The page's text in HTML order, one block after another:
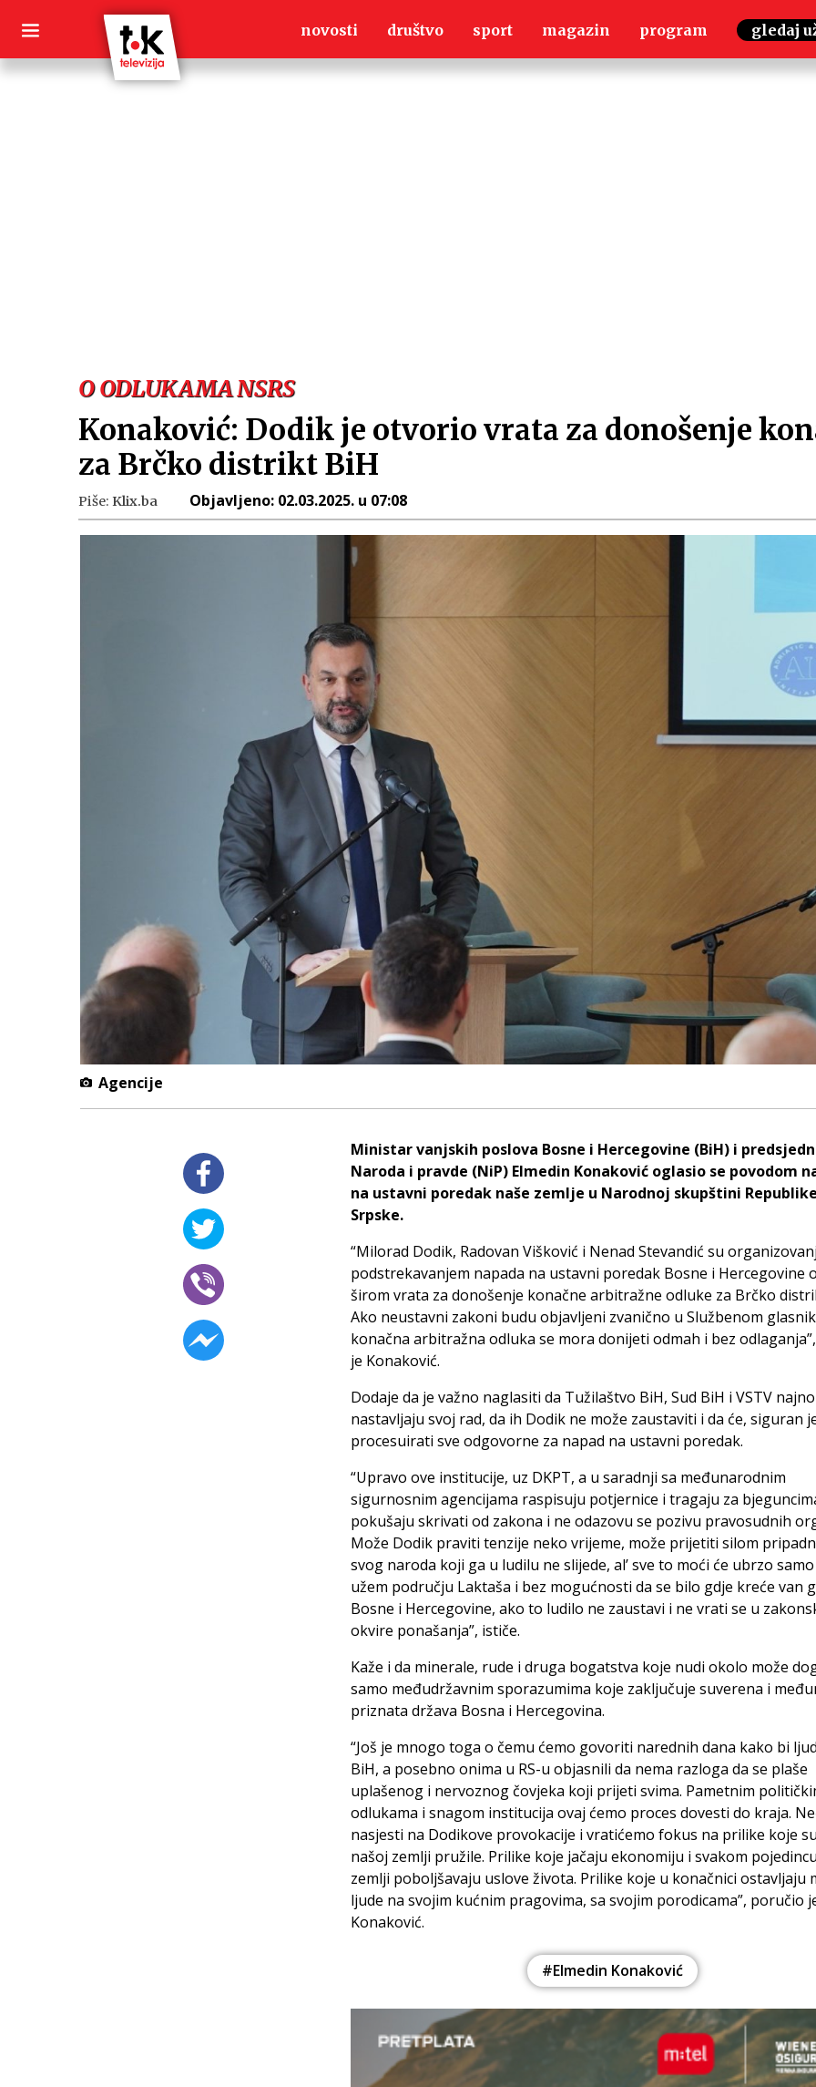
content
novosti društvo sport magazin program gledaj
O ODLUKAMA NSRS
Konaković: Dodik je otvorio vrata za donošenje
za Brčko distrikt BiH
Piše: Klix.ba Objavljeno: 02.03.2025. u 07:08
Agencije
Ministar vanjskih poslova Bosne i Hercegovine (BiH) i
Naroda i pravde (NiP) Elmedin Konaković oglasio se povodom
na ustavni poredak naše zemlje u Narodnoj skupštini
Srpske.
“Milorad Dodik, Radovan Višković i Nenad Stevandić su
podstrekavanjem napada na ustavni poredak Bosne i Hercegovine
širom vrata za donošenje konačne arbitražne odluke za Brčko
Ako neustavni zakoni budu objavljeni zvanično u Službenom
konačna arbitražna odluka se mora donijeti odmah i bez
je Konaković.
Dodaje da je važno naglasiti da Tužilaštvo BiH, Sud BiH i VSTV
nastavljaju svoj rad, da ih Dodik ne može zaustaviti i da će, siguran
procesuirati sve odgovorne za napad na ustavni poredak.
“Upravo ove institucije, uz DKPT, a u saradnji sa međunarodnim
sigurnosnim agencijama raspisuju potjernice i tragaju za
pokušaju skrivati od zakona i ne odazovu se pozivu pravosudnih
Može Dodik praviti tenzije neko vrijeme, može prijetiti silom
svog naroda koji ga u ludilu ne slijede, al’ sve to moći će ubrzo
užem području Laktaša i bez mogućnosti da se bilo gdje kreće van
Bosne i Hercegovine, ako to ludilo ne zaustavi i ne vrati se u
okvire ponašanja”, ističe.
Kaže i da minerale, rude i druga bogatstva koje nudi okolo može
samo međudržavnim sporazumima koje zaključuje suverena i
priznata država Bosna i Hercegovina.
“Još je mnogo toga o čemu ćemo govoriti narednih dana kako bi
BiH, a posebno onima u RS-u objasnili da nema razloga da se plaše
uplašenog i nervoznog čovjeka koji prijeti svima. Pametnim
odlukama i snagom institucija ovaj ćemo proces dovesti do kraja.
nasjesti na Dodikove provokacije i vratićemo fokus na prilike koje
našoj zemlji pružile. Prilike koje jačaju ekonomiju i svakom
zemlji poboljšavaju uslove života. Prilike koje u konačnici ostavljaju
ljude na svojim kućnim pragovima, sa svojim porodicama”, poručio
Konaković.
#Elmedin Konaković